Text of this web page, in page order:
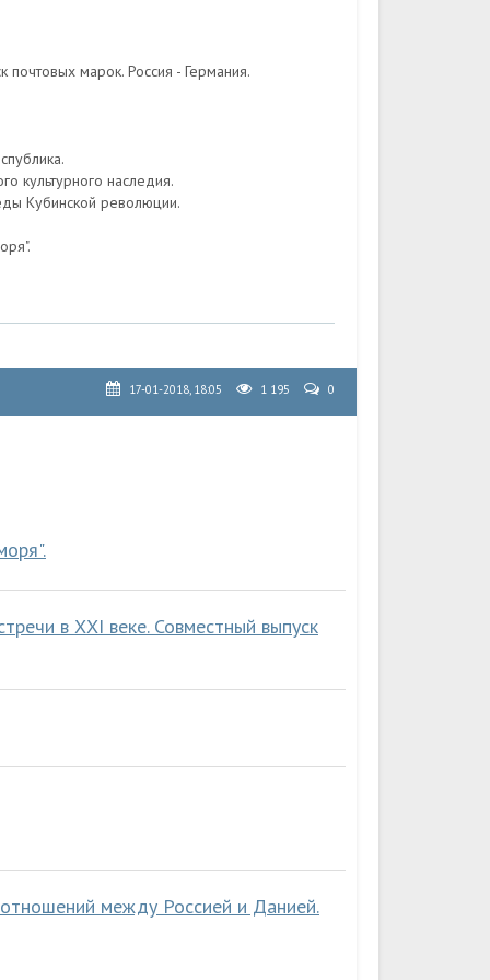
марок. Россия - Германия.
культурного наследия.
Кубинской революции.
17-01-2018, 18:05 1 195 0
в ХХI веке. Совместный выпуск
между Россией и Данией.